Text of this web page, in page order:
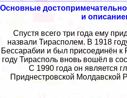
Основные
и
Спустя всего три года ему
назвали Тирасполем. В 1918
Бессарабии и был присоединён
году Тирасполь вновь вошёл в
С 1990 года он является
Приднестровской Молдавской